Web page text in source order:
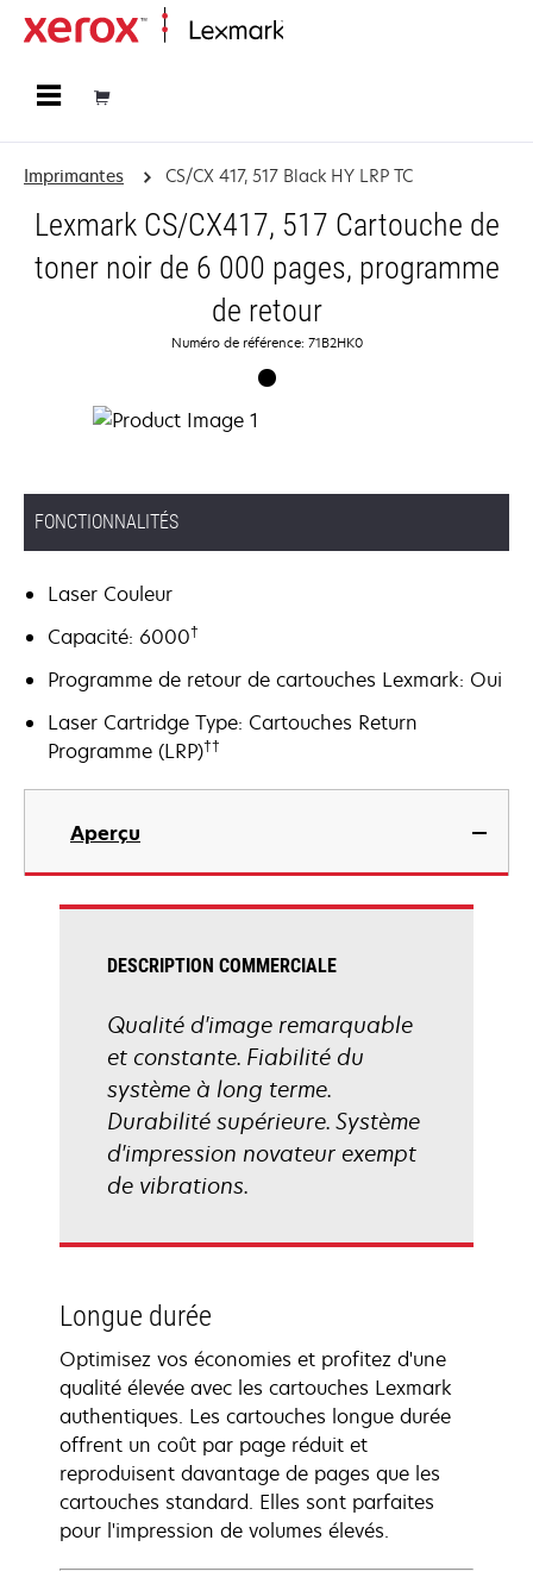
Imprimantes CS/CX 417, 517 Black HY LRP TC
Lexmark CS/CX417, 517 Cartouche de
toner noir de 6 000 pages, programme
de retour
Numéro de référence: 71B2HK0
FONCTIONNALITÉS
Laser Couleur
Capacité: 6000†
Programme de retour de cartouches Lexmark: Oui
Laser Cartridge Type: Cartouches Return
Programme (LRP)††
Aperçu
DESCRIPTION COMMERCIALE
Qualité d'image remarquable
et constante. Fiabilité du
système à long terme.
Durabilité supérieure. Système
d'impression novateur exempt
de vibrations.
Longue durée
Optimisez vos économies et profitez d'une
qualité élevée avec les cartouches Lexmark
authentiques. Les cartouches longue durée
offrent un coût par page réduit et
reproduisent davantage de pages que les
cartouches standard. Elles sont parfaites
pour l'impression de volumes élevés.